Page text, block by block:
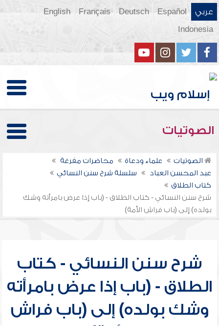
عربي Español
Deutsch
Français
English
Indonesia
الصوتيات
الصوتيات علماء ودعاة
محاضرات مفرغة
عبد المحسن العباد
سلسلة شرح سنن النسائي
كتاب الطلاق
شرح سنن النسائي - كتاب الطلاق - (باب إذا عرض بامرأته وشك
بولده) إلى (باب فراش الأمة)
شرح سنن النسائي - كتاب
الطلاق - (باب إذا عرض بامرأته
وشك بولده) إلى (باب فراش